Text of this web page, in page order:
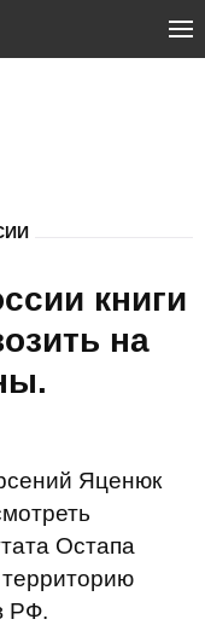
книги
на
Яценюк
Остапа
РФ.